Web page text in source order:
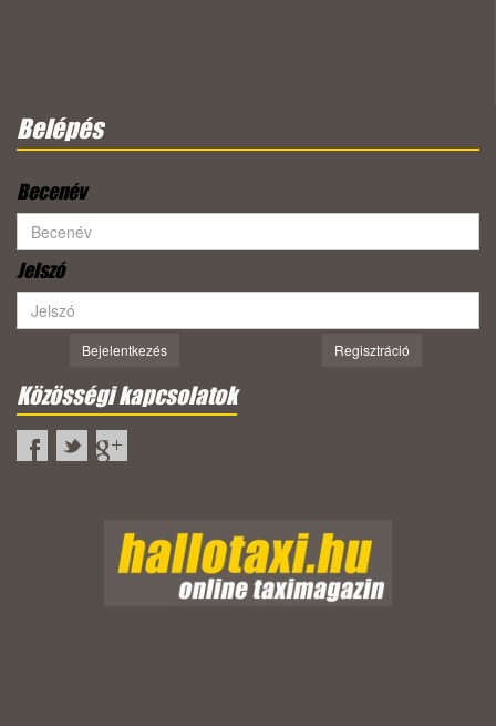
Belépés
Becenév
Jelszó
Bejelentkezés Regisztráció
Közösségi kapcsolatok